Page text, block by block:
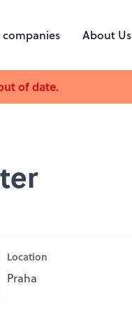
companies About Us
of date.
Location
Praha